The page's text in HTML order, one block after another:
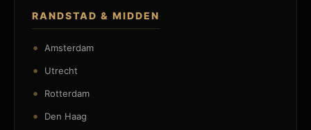
RANDSTAD & MIDDEN
Amsterdam
Utrecht
Rotterdam
Den Haag